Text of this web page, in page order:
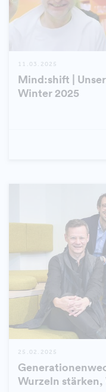
11.03.2025
Mind:shift |
Winter 2025
25.02.2025
Wurzeln stärken,